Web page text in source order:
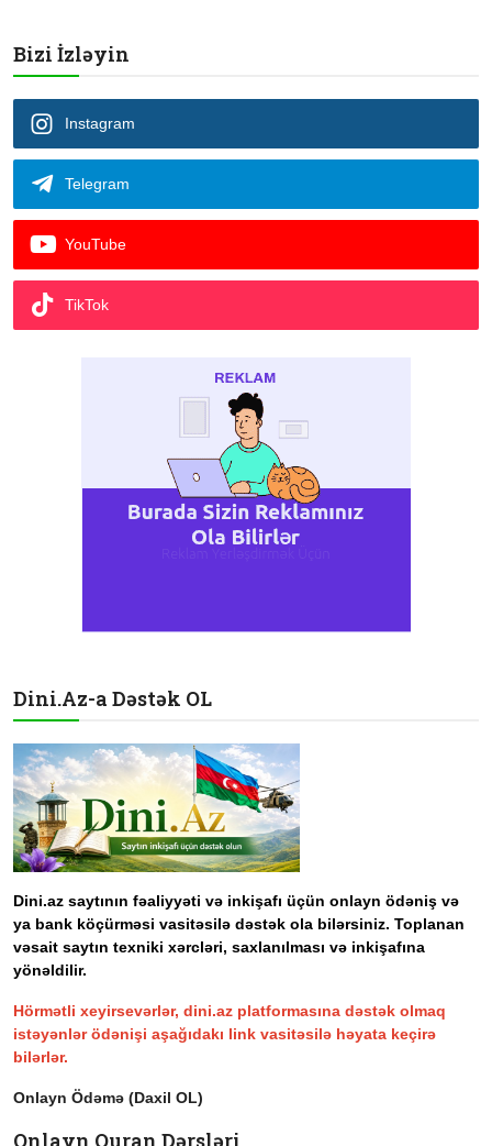
Bizi İzləyin
Instagram
Telegram
YouTube
TikTok
Dini.Az-a Dəstək OL
Dini.az saytının fəaliyyəti və inkişafı üçün onlayn ödəniş və
ya bank köçürməsi vasitəsilə dəstək ola bilərsiniz. Toplanan
vəsait saytın texniki xərcləri, saxlanılması və inkişafına
yönəldilir.
Hörmətli xeyirsevərlər, dini.az platformasına dəstək olmaq
istəyənlər ödənişi aşağıdakı link vasitəsilə həyata keçirə
bilərlər.
Onlayn Ödəmə (Daxil OL)
Onlayn Quran Dərsləri